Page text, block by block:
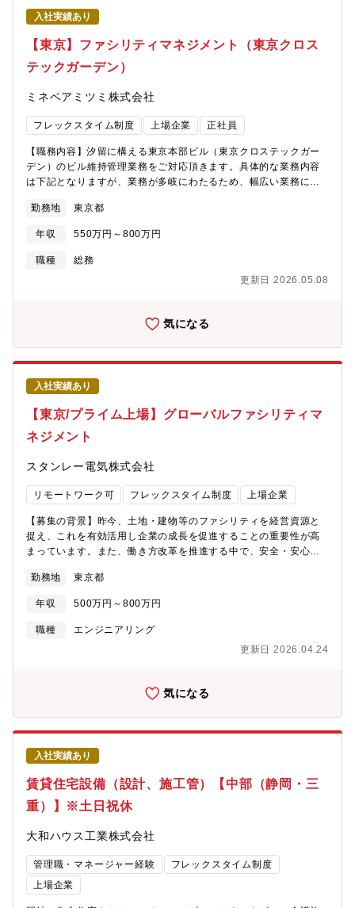
たカーボンニュートラル実現に挑戦しています。 自動車製造事
業におけるインフラ/プラント計画部門として、省エネルギーや環
境貢献を目指した開発・生産施設の構築が求められており、その
実現に向けて建築設備の業務で活躍いただくことを期待しており
ます。【部門ミッション】量産準備部門として、自動車製造事業
おり、自動車製造工程の立上げを支援しています。 また、当社
従業員の働く環境整備（オフィス、寮等の福利厚生施設）も担っ
ており、活き活きと働く人の仕事を通じて、お客様に私たちの製
車製造に必要なインフラとして、製造工場のみならず、実験棟/物
流施設/福利厚生施設など、多様な施設の計画・管理を社内関係部
門と協業しながらご担当いただきます。海外にも製造拠点を有し
ており、グローバルにご活躍いただく機会/可能性もございます。
入社実績あり
【東京】ファシリティマネジメント（東京クロス
テックガーデン）
ミネベアミツミ株式会社
フレックスタイム制度 上場企業 正社員
【職務内容】汐留に構える東京本部ビル（東京クロステックガー
デン）のビル維持管理業務をご対応頂きます。具体的な業務内容
は下記となりますが、業務が多岐にわたるため、幅広い業務にご
ロステックガーデンのビル維持管理業務・ビル管理業務（設備管
理・工事管理 等）・建物・設備に関する投資修繕計画・防災業
務（BCP策定）・経営層に向けた提案や予算策定・その他総務業
務 等※今回の配属部署は総務部となります。将来的には、
て、仕様、コストの妥当性および協力会社選定等にも携わってい
改善提案をいただくこと期待しております。【組織構成】人事総
務部門 総務部 4名【働き方】残業：10時間/月程、土日出勤の
可能性もあります。【会社の特徴】◆ミネベアミツミとは～コア
事業「8本槍」を核とした、世界に一つしかない「相合」精密部品
メーカー～ベアリングに代表される超精密加工技術から、モータ
ー、センサーや、半導体、無線技術などのエレクトロニクス技術
を組み合わせ、常識を超えた「違い」で新しい価値を創造する、
世界に一つしかない「※相合」精密部品メーカーです。2025年3
月期は12期連続で過去最高を更新し、売上高は約1.5兆円、営業利
わせることを意味する造語。 当社グループのあらゆるリソースを
掛け合わせ、 相乗効果により新たな価値を創造する。◆当社の成
長戦略について当社の成長戦略を推し進めるキードライバーにな
万人の人材が、 技術、事業を相い合わせ、 価値を最大化しま
す。・戦略（１）：オーガニック成長×M＆A成長～当社は1951年
7月、日本で初めてのミニチュアベアリング専業メーカーとして誕
生。創業以来58社（2024年8月末現在）との経営統合を経て、ボ
に至るまで、コア事業の8本槍製品を中心に、シナジーある会社の
を持つ「相合」精密部品メーカーへと成長しました。オーガニッ
ク成長に加え、重要な成長ドライバーとして、より営業利益率や
社会は少子高齢化、医療問題、ロボティクス、エネルギー問題な
が、そのソリューション製品に必ず使われる部品が「8本槍製品」
揃えております。【オフィスについて】2023年3月にミネベアミ
ツミ東京本部を汐留エリアに移転しました。27階建ての自社ビル
「東京クロステックガーデン」を構え、これまで以上に新たな技
術の創出が叶う環境を整備いたしました。社内外との技術交流や
共同開発を活性化させるための協創フロアや、幅広い年代の方々
に当社の技術・製品を楽しくリアルに見学いただくことができる
ショールーム（クロステック ミュージアム）を備えています。
勤務地 東京都
年収 550万円～800万円
職種
総務
更新日 2026.05.08
気になる
入社実績あり
【東京/プライム上場】グローバルファシリティマ
ネジメント
スタンレー電気株式会社
リモートワーク可 フレックスタイム制度 上場企業
【募集の背景】昨今、土地・建物等のファシリティを経営資源と
捉え、これを有効活用し企業の成長を促進することの重要性が高
まっています。また、働き方改革を推進する中で、安全・安心で
重要な役割となっています。当社は独自のファシリティマネジメ
ントスタンダードに基づき、国内外の生産施設の建設や改修を管
理しており、さらなる質的向上を図るべく、当社のファシリティ
の在り方を改革していける人材を募集します。【業務内容】国内
修、維持管理に関する統制業務を担当いただきます。具体的
て、発注者の立場で、仕様や計画の立案、設計・施工内容（仕
様・品質・進捗）の確認、各拠点への支援業務を行います。・各
拠点の建屋やユーティリティを適切に維持するため、運用管理に
対する支援業務を行います。【キャリアパス】国内外拠点のファ
シリティ統制や建設・改修計画への参画を通じて専門性を高める
ことができます。また、適性に応じて専門性を軸にしながら、管
理職としてのキャリアを目指すことも可能です。【業務における
魅力】当社の今後のファシリティの在り方について、専門性を活
かしながら検討・推進できるポジションです。維持管理に関する
度・地域が多岐にわたり、毎回異なるチャレンジに取り組むこと
ができます。業務を通じて技術や知識の習得も可能です。【配属
部署】コーポレート本部 総務部 ファシリティマネジメント課ファ
シリティマネジメント課は本社総務部に属しており、国内拠点に
加え海外拠点のファシリティについても統制し、グループ全体で
勤務地 東京都
年収 500万円～800万円
職種
エンジニアリング
更新日 2026.04.24
気になる
入社実績あり
賃貸住宅設備（設計、施工管）【中部（静岡・三
重）】※土日祝休
大和ハウス工業株式会社
管理職・マネージャー経験
フレックスタイム制度
上場企業